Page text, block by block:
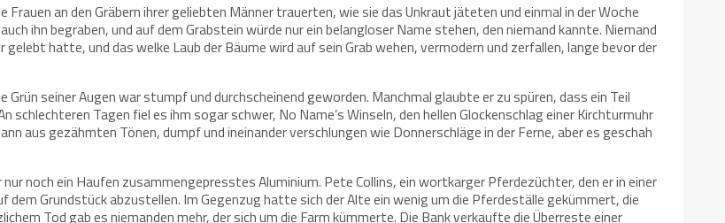
an den Gräbern ihrer geliebten Männer trauerten, wie sie das Unkraut jäteten und einmal in der Woche
ihn begraben, und auf dem Grabstein würde nur ein belangloser Name stehen, den niemand kannte. Niemand
hatte, und das welke Laub der Bäume wird auf sein Grab wehen, vermodern und zerfallen, lange bevor der
seiner Augen war stumpf und durchscheinend geworden. Manchmal glaubte er zu spüren, dass ein Teil
schlechteren Tagen fiel es ihm sogar schwer, No Name’s Winseln, den hellen Glockenschlag einer Kirchturmuhr
aus gezähmten Tönen, dumpf und ineinander verschlungen wie Donnerschläge in der Ferne, aber es geschah
noch ein Haufen zusammengepresstes Aluminium. Pete Collins, ein wortkarger Pferdezüchter, den er in einer
Grundstück abzustellen. Im Gegenzug hatte sich der Alte ein wenig um die Pferdeställe gekümmert, die
Tod gab es niemanden mehr, der sich um die Farm kümmerte. Die Bank verkaufte die Überreste einer